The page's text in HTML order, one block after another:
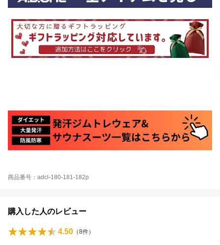
商品番号：adcl-180-181-182p
購入した人のレビュー
4.50 （8件）